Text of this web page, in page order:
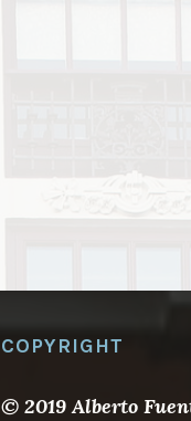
COPYRIGHT
© 2019 Alberto